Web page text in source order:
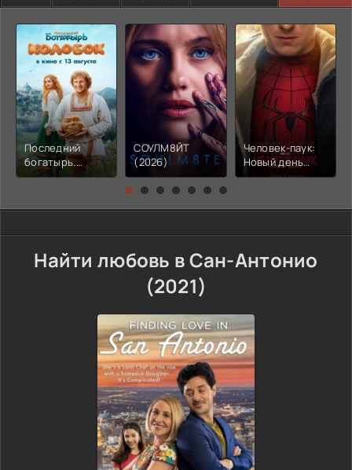
Последний
богатырь.
Колобок (2026)
СОУЛМ8ЙТ
(2026)
Человек-паук:
Новый день
(2026)
Найти любовь в Сан-Антонио
(2021)